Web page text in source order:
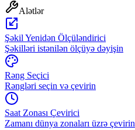
Alətlər
Şəkil Yenidən Ölçüləndirici
Şəkilləri istənilən ölçüyə dəyişin
Rəng Seçici
Rəngləri seçin və çevirin
Saat Zonası Çevirici
Zamanı dünya zonaları üzrə çevirin